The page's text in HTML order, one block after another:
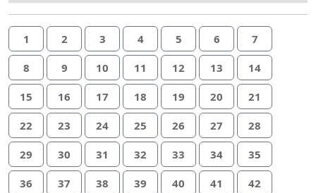
1 2 3 4 5 6 7
8 9 10 11 12 13 14
15 16 17 18 19 20 21
22 23 24 25 26 27 28
29 30 31 32 33 34 35
36 37 38 39 40 41 42